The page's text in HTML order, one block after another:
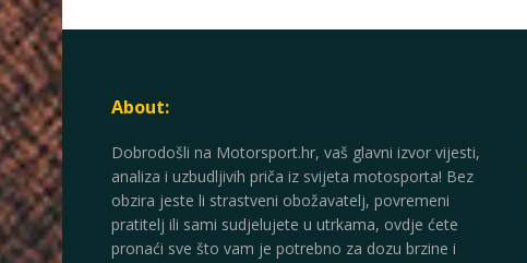
About:
Dobrodošli na Motorsport.hr, vaš glavni izvor vijesti,
analiza i uzbudljivih priča iz svijeta motosporta! Bez
obzira jeste li strastveni obožavatelj, povremeni
pratitelj ili sami sudjelujete u utrkama, ovdje ćete
pronaći sve što vam je potrebno za dozu brzine i